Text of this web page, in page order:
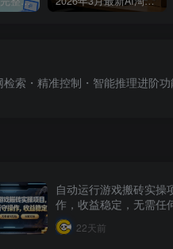
索・精准控制・智能推理进阶
自动运行游戏搬砖实操
作，收益稳定，无需任
秘】
22天前